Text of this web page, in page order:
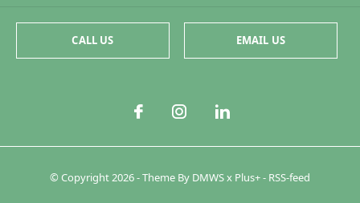
CALL US EMAIL US
© Copyright2026- Theme By DMWSx Plus+- RSS-feed